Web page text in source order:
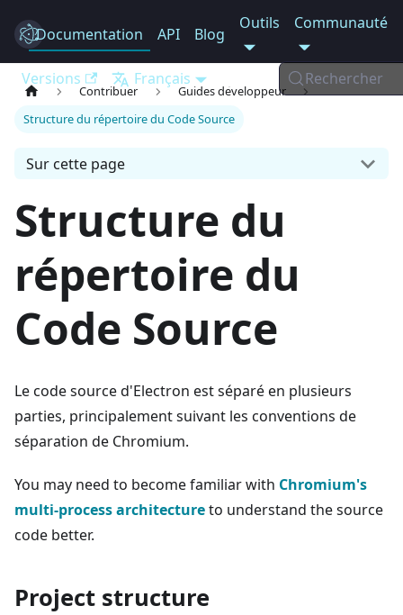
Electron
Documentation API Blog
Outils Communauté
Versions Français Rechercher
Contribuer
Guides développeur
Structure du répertoire du Code Source
Sur cette page
Structure du
répertoire du
Code Source
Le code source d'Electron est séparé en plusieurs
parties, principalement suivant les conventions de
séparation de Chromium.
You may need to become familiar with Chromium's
multi-process architectureto understand the source
code better.
Project structure